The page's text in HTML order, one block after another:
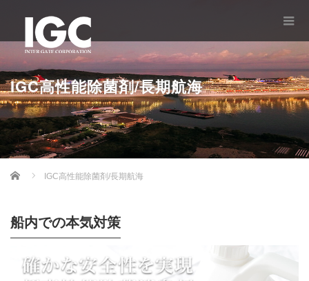
IGC高性能除菌剤/長期航海
Home IGC高性能除菌剤/長期航海
船内での本気対策